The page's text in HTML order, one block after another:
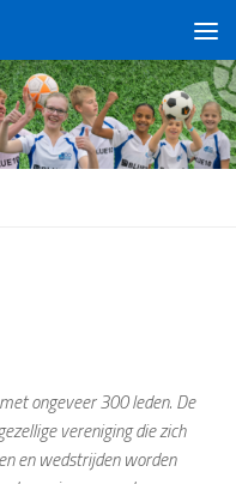
ongeveer 300 leden. De
vereniging die zich
en wedstrijden worden